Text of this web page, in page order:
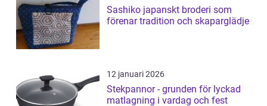
Sashiko japanskt broderi som
förenar tradition och skaparglädje
12 januari 2026
Stekpannor - grunden för lyckad
matlagning i vardag och fest